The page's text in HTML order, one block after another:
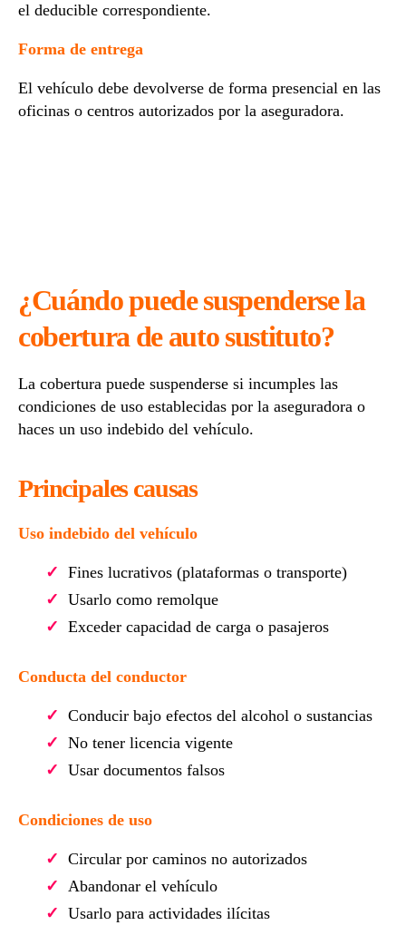
el deducible correspondiente.
Forma de entrega
El vehículo debe devolverse de forma presencial en las
oficinas o centros autorizados por la aseguradora.
¿Cuándo puede suspenderse la
cobertura de auto sustituto?
La cobertura puede suspenderse si incumples las
condiciones de uso establecidas por la aseguradora o
haces un uso indebido del vehículo.
Principales causas
Uso indebido del vehículo
Fines lucrativos (plataformas o transporte)
Usarlo como remolque
Exceder capacidad de carga o pasajeros
Conducta del conductor
Conducir bajo efectos del alcohol o sustancias
No tener licencia vigente
Usar documentos falsos
Condiciones de uso
Circular por caminos no autorizados
Abandonar el vehículo
Usarlo para actividades ilícitas